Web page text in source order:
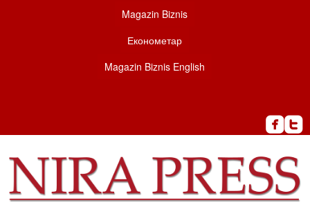
Magazin Biznis
Економетар
Magazin Biznis English